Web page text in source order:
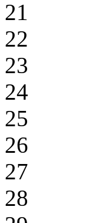
21
22
23
24
25
26
27
28